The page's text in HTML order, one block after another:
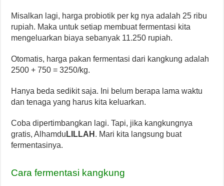
Misalkan lagi, harga probiotik per kg nya adalah 25 ribu
rupiah. Maka untuk setiap membuat fermentasi kita
mengeluarkan biaya sebanyak 11.250 rupiah.
Otomatis, harga pakan fermentasi dari kangkung adalah
2500 + 750 = 3250/kg.
Hanya beda sedikit saja. Ini belum berapa lama waktu
dan tenaga yang harus kita keluarkan.
Coba dipertimbangkan lagi. Tapi, jika kangkungnya
gratis, Alhamdu LILLAH . Mari kita langsung buat
fermentasinya.
Cara fermentasi kangkung